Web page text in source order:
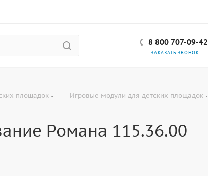
8 800 707-09-42
ЗАКАЗАТЬ ЗВОНОК
площадок — Игровые модули для детских площадок
Романа 115.36.00